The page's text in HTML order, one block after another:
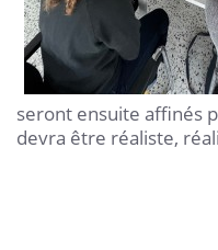
seront ensuite affinés
devra être réaliste,